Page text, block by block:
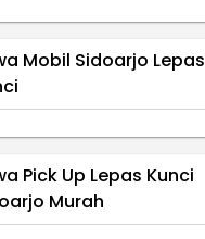
Mobil Sidoarjo Lepas
Pick Up Lepas Kunci
Murah